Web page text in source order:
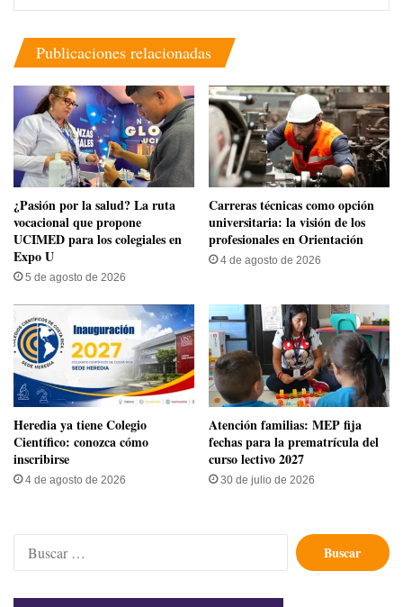
Publicaciones relacionadas
​¿Pasión por la salud? La ruta
vocacional que propone
UCIMED para los colegiales en
Expo U
5 de agosto de 2026
Carreras técnicas como opción
universitaria: la visión de los
profesionales en Orientación
4 de agosto de 2026
Heredia ya tiene Colegio
Científico: conozca cómo
inscribirse
4 de agosto de 2026
Atención familias: MEP fija
fechas para la prematrícula del
curso lectivo 2027
30 de julio de 2026
Buscar: